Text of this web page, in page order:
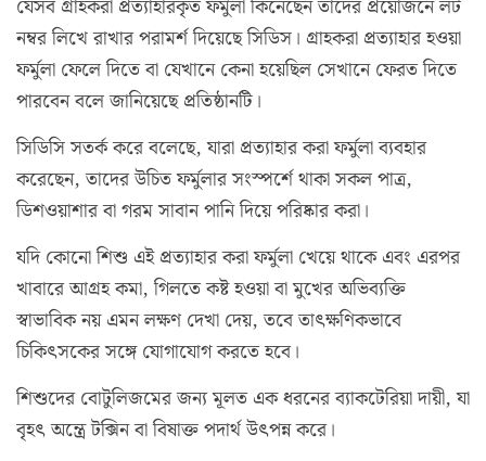
যেসব গ্রাহকরা প্রত্যাহারকৃত ফর্মুলা কিনেছেন তাদের প্রয়োজনে লট
নম্বর লিখে রাখার পরামর্শ দিয়েছে সিডিস। গ্রাহকরা প্রত্যাহার হওয়া
ফর্মুলা ফেলে দিতে বা যেখানে কেনা হয়েছিল সেখানে ফেরত দিতে
পারবেন বলে জানিয়েছে প্রতিষ্ঠানটি।
সিডিসি সতর্ক করে বলেছে, যারা প্রত্যাহার করা ফর্মুলা ব্যবহার
করেছেন, তাদের উচিত ফর্মুলার সংস্পর্শে থাকা সকল পাত্র,
ডিশওয়াশার বা গরম সাবান পানি দিয়ে পরিষ্কার করা।
যদি কোনো শিশু এই প্রত্যাহার করা ফর্মুলা খেয়ে থাকে এবং এরপর
খাবারে আগ্রহ কমা, গিলতে কষ্ট হওয়া বা মুখের অভিব্যক্তি
স্বাভাবিক নয় এমন লক্ষণ দেখা দেয়, তবে তাৎক্ষণিকভাবে
চিকিৎসকের সঙ্গে যোগাযোগ করতে হবে।
শিশুদের বোটুলিজমের জন্য মূলত এক ধরনের ব্যাকটেরিয়া দায়ী, যা
বৃহৎ অন্ত্রে টক্সিন বা বিষাক্ত পদার্থ উৎপন্ন করে।